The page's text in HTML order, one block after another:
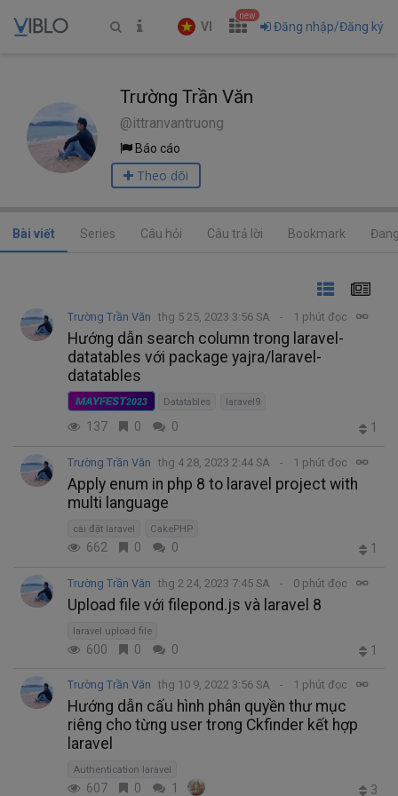
VI
new
Đăng nhập/Đăng ký
Trường Trần Văn
@ittranvantruong
Báo cáo
Theo dõi
Bài viết Series Câu hỏi Câu trả lời Bookmark
Trường Trần Văn thg 5 25, 2023 3:56 SA 1 phút đọc
Hướng dẫn search column trong laravel-
datatables với package yajra/laravel-
datatables
MAYFEST2023 Datatables laravel9
137 0 0 1
Trường Trần Văn thg 4 28, 2023 2:44 SA 1 phút đọc
Apply enum in php 8 to laravel project with
multi language
cài đặt laravel CakePHP
662 0 0 1
Trường Trần Văn thg 2 24, 2023 7:45 SA 0 phút đọc
Upload file với filepond.js và laravel 8
laravel upload file
600 0 0 1
Trường Trần Văn thg 10 9, 2022 3:56 SA 1 phút đọc
Hướng dẫn cấu hình phân quyền thư mục
riêng cho từng user trong Ckfinder kết hợp
laravel
Authentication laravel
607 0 1 3